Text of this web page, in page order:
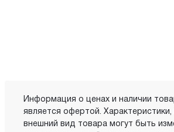
Информация о ценах и наличии
является офертой. Характеристики,
внешний вид товара могут быть